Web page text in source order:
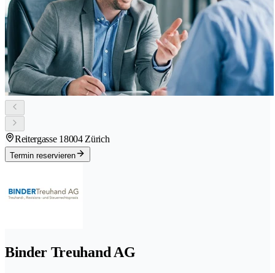
Reitergasse 18004 Zürich
Termin reservieren
Binder Treuhand AG